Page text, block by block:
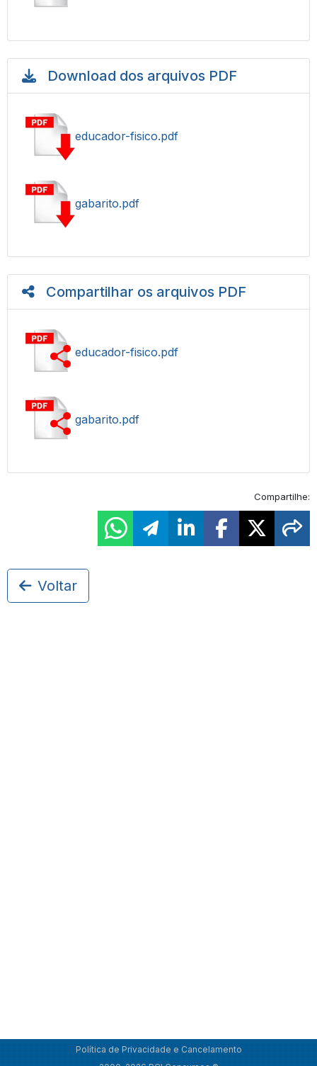
Download dos arquivos PDF
educador-fisico.pdf
gabarito.pdf
Compartilhar os arquivos PDF
educador-fisico.pdf
gabarito.pdf
Compartilhe:
Voltar
Política de Privacidade e Cancelamento